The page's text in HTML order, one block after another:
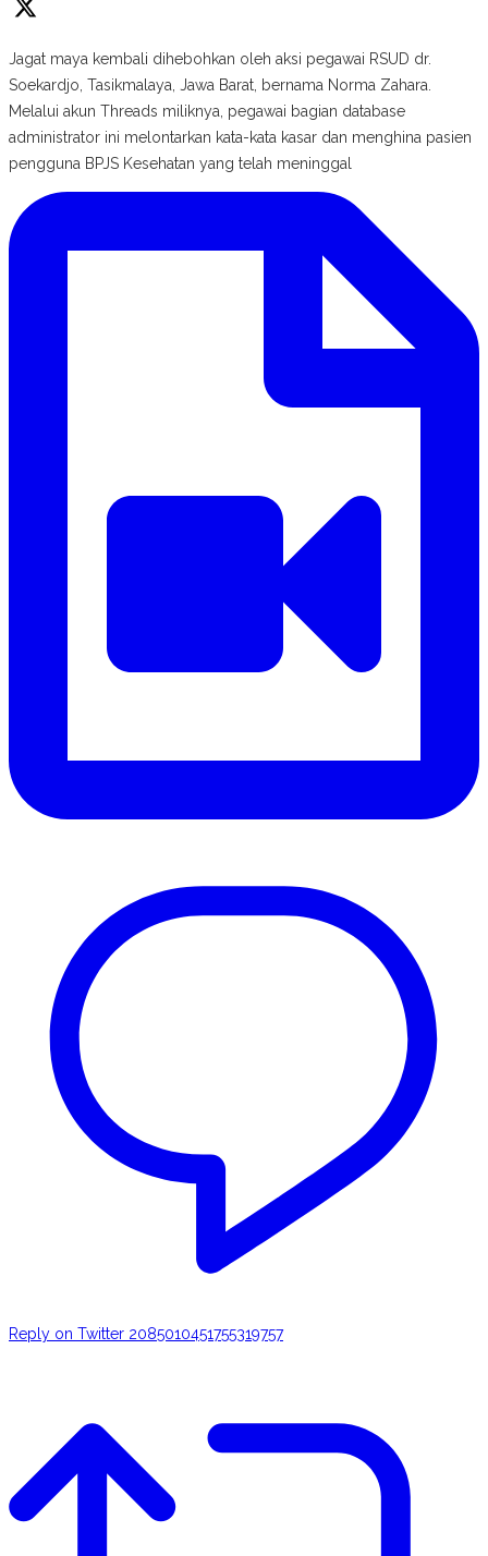
Jagat maya kembali dihebohkan oleh aksi pegawai RSUD dr.
Soekardjo, Tasikmalaya, Jawa Barat, bernama Norma Zahara.
Melalui akun Threads miliknya, pegawai bagian database
administrator ini melontarkan kata-kata kasar dan menghina pasien
pengguna BPJS Kesehatan yang telah meninggal
Reply on Twitter 2085010451755319757